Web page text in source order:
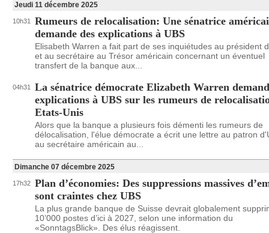
Jeudi 11 décembre 2025
10h31
Rumeurs de relocalisation: Une sénatrice
demande des explications à UBS
Elisabeth Warren a fait part de ses inquiétudes au président
et au secrétaire au Trésor américain concernant un éventuel
transfert de la banque aux...
04h31
La sénatrice démocrate Elizabeth Warren
explications à UBS sur les rumeurs de
Etats-Unis
Alors que la banque a plusieurs fois démenti les rumeurs de
délocalisation, l'élue démocrate a écrit une lettre au patron
au secrétaire américain au...
Dimanche 07 décembre 2025
17h32 Plan d’économies: Des suppressions massives
sont craintes chez UBS
La plus grande banque de Suisse devrait globalement
10’000 postes d’ici à 2027, selon une information du
«SonntagsBlick». Des élus réagissent.